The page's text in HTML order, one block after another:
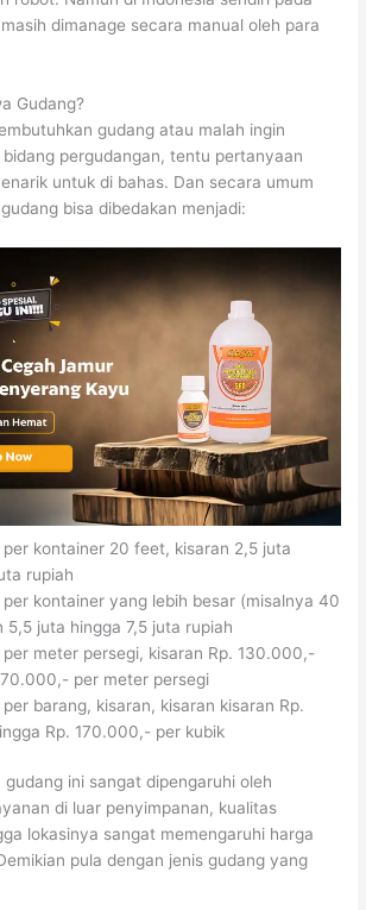
dimanage secara manual oleh para
Gudang?
gudang atau malah ingin
bidang pergudangan, tentu pertanyaan
untuk di bahas. Dan secara umum
bisa dibedakan menjadi:
per kontainer 20 feet, kisaran 2,5 juta
rupiah
per kontainer yang lebih besar (misalnya 40
5,5 juta hingga 7,5 juta rupiah
per meter persegi, kisaran Rp. 130.000,-
per meter persegi
barang, kisaran, kisaran kisaran Rp.
Rp. 170.000,- per kubik
ini sangat dipengaruhi oleh
di luar penyimpanan, kualitas
lokasinya sangat memengaruhi harga
pula dengan jenis gudang yang